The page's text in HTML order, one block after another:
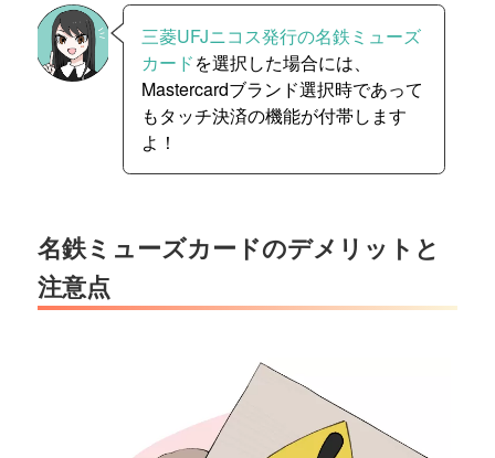
三菱UFJニコス発行の名鉄ミューズ
カードを選択した場合には、
Mastercardブランド選択時であって
もタッチ決済の機能が付帯します
よ！
名鉄ミューズカードのデメリットと
注意点